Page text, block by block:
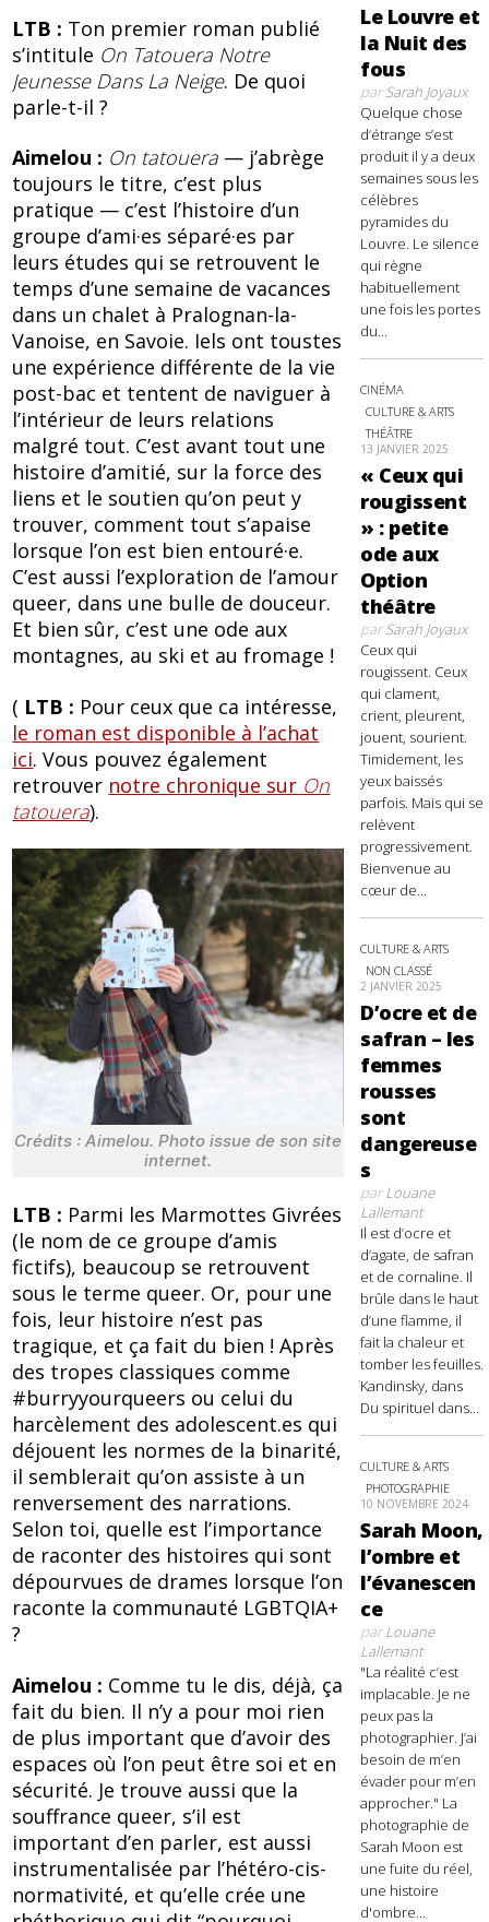
LTB : Ton premier roman publié
s’intitule On Tatouera Notre
Jeunesse Dans La Neige. De quoi
parle-t-il ?
Aimelou : On tatouera — j’abrège
toujours le titre, c’est plus
pratique — c’est l’histoire d’un
groupe d’ami·es séparé·es par
leurs études qui se retrouvent le
temps d’une semaine de vacances
dans un chalet à Pralognan-la-
Vanoise, en Savoie. Iels ont toustes
une expérience différente de la vie
post-bac et tentent de naviguer à
l’intérieur de leurs relations
malgré tout. C’est avant tout une
histoire d’amitié, sur la force des
liens et le soutien qu’on peut y
trouver, comment tout s’apaise
lorsque l’on est bien entouré·e.
C’est aussi l’exploration de l’amour
queer, dans une bulle de douceur.
Et bien sûr, c’est une ode aux
montagnes, au ski et au fromage !
( LTB : Pour ceux que ca intéresse,
le roman est disponible à l’achat
ici. Vous pouvez également
retrouver notre chronique sur On
tatouera).
Crédits : Aimelou. Photo issue de son site
internet.
LTB : Parmi les Marmottes Givrées
(le nom de ce groupe d’amis
fictifs), beaucoup se retrouvent
sous le terme queer. Or, pour une
fois, leur histoire n’est pas
tragique, et ça fait du bien ! Après
des tropes classiques comme
#burryyourqueers ou celui du
harcèlement des adolescent.es qui
déjouent les normes de la binarité,
il semblerait qu’on assiste à un
renversement des narrations.
Selon toi, quelle est l’importance
de raconter des histoires qui sont
dépourvues de drames lorsque l’on
raconte la communauté LGBTQIA+
?
Aimelou : Comme tu le dis, déjà, ça
fait du bien. Il n’y a pour moi rien
de plus important que d’avoir des
espaces où l’on peut être soi et en
sécurité. Je trouve aussi que la
souffrance queer, s’il est
important d’en parler, est aussi
instrumentalisée par l’hétéro-cis-
normativité, et qu’elle crée une
Le Louvre et
la Nuit des
fous
parSarah Joyaux
Quelque chose
d’étrange s’est
produit il y a deux
semaines sous les
célèbres
pyramides du
Louvre. Le silence
qui règne
habituellement
une fois les portes
du...
CINÉMA
CULTURE & ARTS
THÉÂTRE
13 JANVIER 2025
« Ceux qui
rougissent
» : petite
ode aux
Option
théâtre
parSarah Joyaux
Ceux qui
rougissent. Ceux
qui clament,
crient, pleurent,
jouent, sourient.
Timidement, les
yeux baissés
parfois. Mais qui se
relèvent
progressivement.
Bienvenue au
cœur de...
CULTURE & ARTS
NON CLASSÉ
2 JANVIER 2025
D’ocre et de
safran – les
femmes
rousses
sont
dangereuse
s
parLouane
Lallemant
Il est d’ocre et
d’agate, de safran
et de cornaline. Il
brûle dans le haut
d’une flamme, il
fait la chaleur et
tomber les feuilles.
Kandinsky, dans
Du spirituel dans...
CULTURE & ARTS
PHOTOGRAPHIE
10 NOVEMBRE 2024
Sarah Moon,
l’ombre et
l’évanescen
ce
parLouane
Lallemant
"La réalité c’est
implacable. Je ne
peux pas la
photographier. J’ai
besoin de m’en
évader pour m’en
approcher." La
photographie de
Sarah Moon est
une fuite du réel,
une histoire
d'ombre...